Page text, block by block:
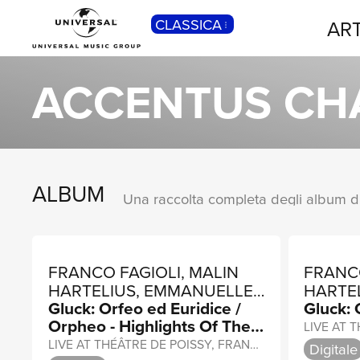
CLASSICA
ACCENTUS
ALBUM
FRANCO FAGIOLI, MALIN
HARTELIUS, EMMANUELLE
DE NEGRI
Gluck: Orfeo ed Euridice /
Orpheo - Highlights Of The
Versions For Vienna (1762)LIVE AT THÉÂTRE DE POISSY, FRANCE / 2015
DE
Gluck:
Digitale
POP
Cantautori, Dance...